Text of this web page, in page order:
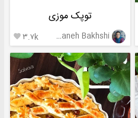
توپک موزی
Farzaneh Bakhshi ۳.۷k 